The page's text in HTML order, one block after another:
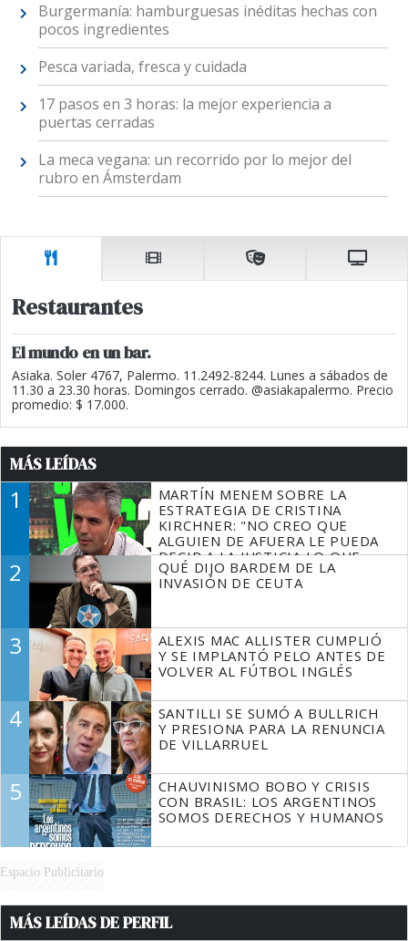
Burgermanía: hamburguesas inéditas hechas con
pocos ingredientes
Pesca variada, fresca y cuidada
17 pasos en 3 horas: la mejor experiencia a
puertas cerradas
La meca vegana: un recorrido por lo mejor del
rubro en Ámsterdam
Restaurantes
El mundo en un bar.
Asiaka. Soler 4767, Palermo. 11.2492-8244. Lunes a sábados de
11.30 a 23.30 horas. Domingos cerrado. @asiakapalermo. Precio
promedio: $ 17.000.
MÁS LEÍDAS
1
MARTÍN MENEM SOBRE LA
ESTRATEGIA DE CRISTINA
KIRCHNER: "NO CREO QUE
ALGUIEN DE AFUERA LE PUEDA
DECIR A LA JUSTICIA LO QUE
TIENE QUE HACER"
2
QUÉ DIJO BARDEM DE LA
INVASIÓN DE CEUTA
3
ALEXIS MAC ALLISTER CUMPLIÓ
Y SE IMPLANTÓ PELO ANTES DE
VOLVER AL FÚTBOL INGLÉS
4
SANTILLI SE SUMÓ A BULLRICH
Y PRESIONA PARA LA RENUNCIA
DE VILLARRUEL
5
CHAUVINISMO BOBO Y CRISIS
CON BRASIL: LOS ARGENTINOS
SOMOS DERECHOS Y HUMANOS
Espacio Publicitario
MÁS LEÍDAS DE PERFIL